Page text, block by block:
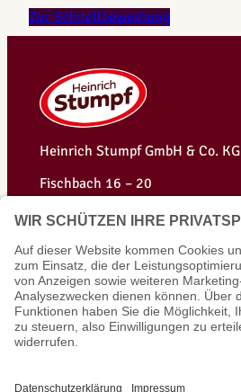
Zur Schnellbewerbung
Heinrich Stumpf GmbH & Co. KG
Fischbach 16 – 20
D-35418 Großen-Buseck
Telefon: +49 (0) 6408 9505-0
Telefax: +49 (0) 6408 9505-95
info@stumpf-gruppe.de
Instagram Facebook